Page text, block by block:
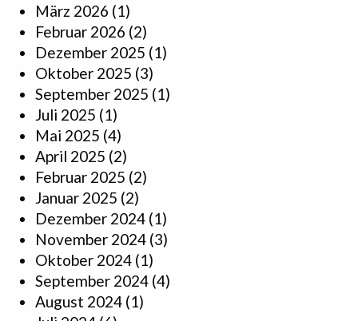
März 2026 (1)
Februar 2026 (2)
Dezember 2025 (1)
Oktober 2025 (3)
September 2025 (1)
Juli 2025 (1)
Mai 2025 (4)
April 2025 (2)
Februar 2025 (2)
Januar 2025 (2)
Dezember 2024 (1)
November 2024 (3)
Oktober 2024 (1)
September 2024 (4)
August 2024 (1)